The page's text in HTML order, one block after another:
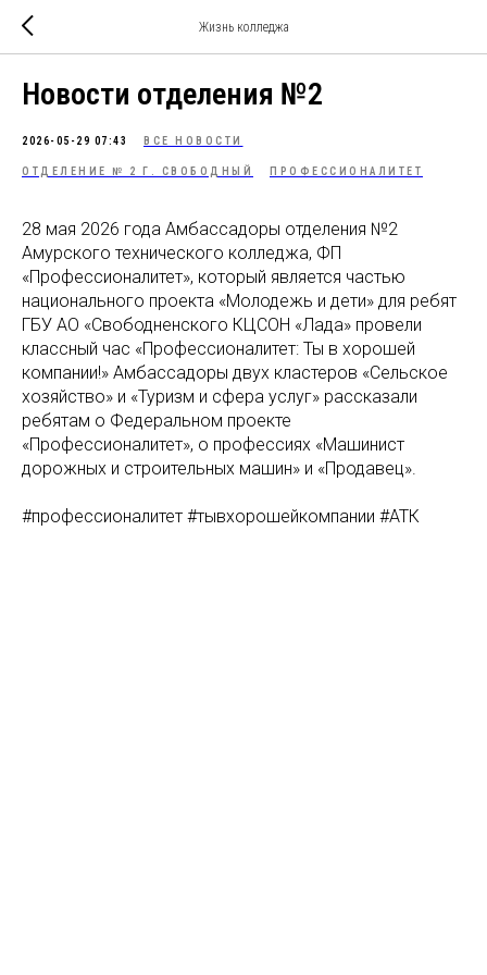
Жизнь колледжа
Новости отделения №2
2026-05-29 07:43 ВСЕ НОВОСТИ
ОТДЕЛЕНИЕ № 2 Г. СВОБОДНЫЙ ПРОФЕССИОНАЛИТЕТ
28 мая 2026 года Амбассадоры отделения №2
Амурского технического колледжа, ФП
«Профессионалитет», который является частью
национального проекта «Молодежь и дети» для ребят
ГБУ АО «Свободненского КЦСОН «Лада» провели
классный час «Профессионалитет: Ты в хорошей
компании!» Амбассадоры двух кластеров «Сельское
хозяйство» и «Туризм и сфера услуг» рассказали
ребятам о Федеральном проекте
«Профессионалитет», о профессиях «Машинист
дорожных и строительных машин» и «Продавец».
#профессионалитет #тывхорошейкомпании #АТК